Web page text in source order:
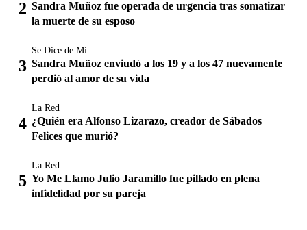
Sandra Muñoz fue operada de urgencia tras somatizar
la muerte de su esposo
Se Dice de Mí
Sandra Muñoz enviudó a los 19 y a los 47 nuevamente
perdió al amor de su vida
La Red
¿Quién era Alfonso Lizarazo, creador de Sábados
Felices que murió?
La Red
Yo Me Llamo Julio Jaramillo fue pillado en plena
infidelidad por su pareja